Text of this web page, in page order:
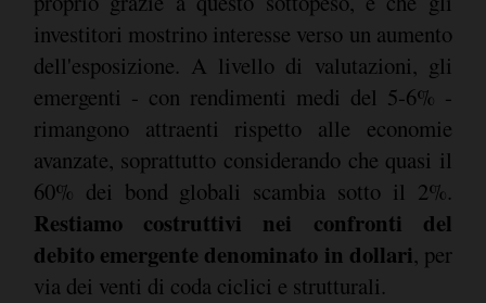
investitori mostrino interesse verso un aumento
dell'esposizione. A livello di valutazioni, gli
emergenti - con rendimenti medi del 5-6% -
rimangono attraenti rispetto alle economie
avanzate, soprattutto considerando che quasi il
60% dei bond globali scambia sotto il 2%.
Restiamo costruttivi nei confronti del
debito emergente denominato in dollari, per
via dei venti di coda ciclici e strutturali.